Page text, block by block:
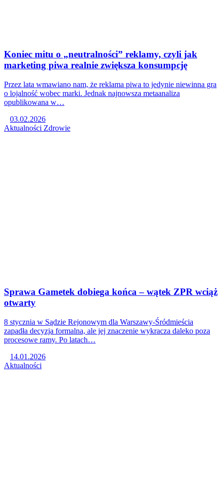
Koniec mitu o „neutralności” reklamy, czyli jak
marketing piwa realnie zwiększa konsumpcję
Przez lata wmawiano nam, że reklama piwa to jedynie niewinna gra
o lojalność wobec marki. Jednak najnowsza metaanaliza
opublikowana w…
03.02.2026
Aktualności Zdrowie
Sprawa Gametek dobiega końca – wątek ZPR wciąż
otwarty
8 stycznia w Sądzie Rejonowym dla Warszawy-Śródmieścia
zapadła decyzja formalna, ale jej znaczenie wykracza daleko poza
procesowe ramy. Po latach…
14.01.2026
Aktualności